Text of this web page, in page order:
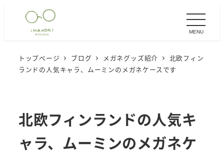
MENU
トップページ ブログ メガネグッズ紹介
北欧フィン
ランドの人気キャラ、ムーミンのメガネケースです
北欧フィンランドの人気キ
ャラ、ムーミンのメガネケ